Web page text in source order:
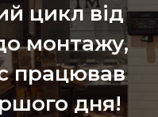
цикл від
монтажу,
працював
дня!